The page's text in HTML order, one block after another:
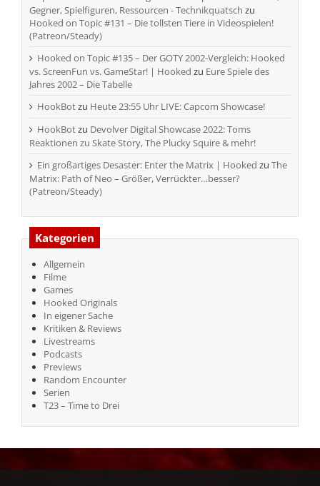
Gegner, Spielfiguren, Ressourcen - Technikquatsch zu
Hooked on Topic #131 – Die tollsten Tiere in Videospielen!
(Patreon/Steady)
Hooked on Topic #135 – Der GOTY 2002-Vergleich: Hooked
vs. ScreenFun vs. GameStar! | Hooked zu Eure Spiele des
Jahres 2002 – Die Tabelle
HookBotzu Heute 23:55 Uhr LIVE: Capcom Showcase!
HookBotzu Devolver Digital Showcase 2022: Toms
Reaktionen zu Skate Story, The Plucky Squire & mehr!
Ein großartiges Desaster: Enter the Matrix | Hooked zu The
Matrix: Path of Neo – Größer, Verrückter…besser?
(Patreon/Steady)
Kategorien
Allgemein
Filme
Games
Hooked Originals
In eigener Sache
Kritiken & Reviews
Livestreams
Podcasts
Previews
Random Encounter
Serien
T23 – Time to Drei